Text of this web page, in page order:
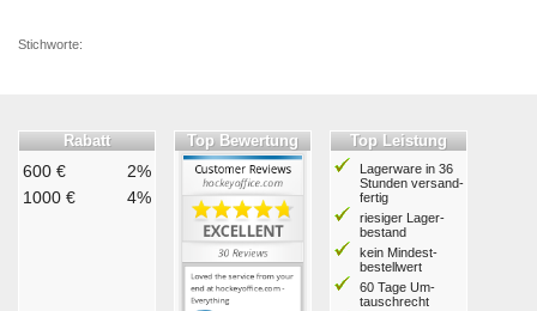
Stichworte:
Rabatt
600 €
2%
1000 €
4%
Top Bewertung Top Leistung
Lagerware in 36
Stunden ver­sand­
fertig
riesiger Lager­
bestand
kein Mindest­
bestell­wert
60 Tage Um­
tausch­recht